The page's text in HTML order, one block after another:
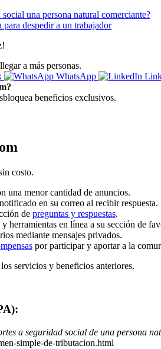
una persona natural comerciante?
despedir a un trabajador
a más personas.
WhatsApp
beneficios exclusivos.
costo.
una menor cantidad de anuncios.
en su correo al recibir respuesta.
de preguntas y respuestas.
herramientas en línea a su sección de
mediante mensajes privados.
por participar y aportar a la
servicios y beneficios anteriores.
a seguridad social de una persona
simple-de-tributacion.html